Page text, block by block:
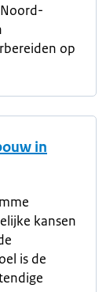
op
in
kansen
is de